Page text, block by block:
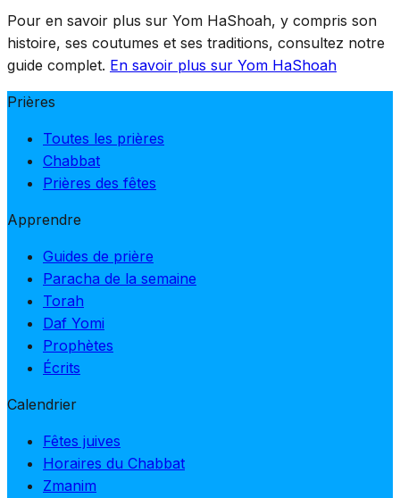
Pour en savoir plus sur Yom HaShoah, y compris son
histoire, ses coutumes et ses traditions, consultez notre
guide complet. En savoir plus sur Yom HaShoah
Prières
Toutes les prières
Chabbat
Prières des fêtes
Apprendre
Guides de prière
Paracha de la semaine
Torah
Daf Yomi
Prophètes
Écrits
Calendrier
Fêtes juives
Horaires du Chabbat
Zmanim